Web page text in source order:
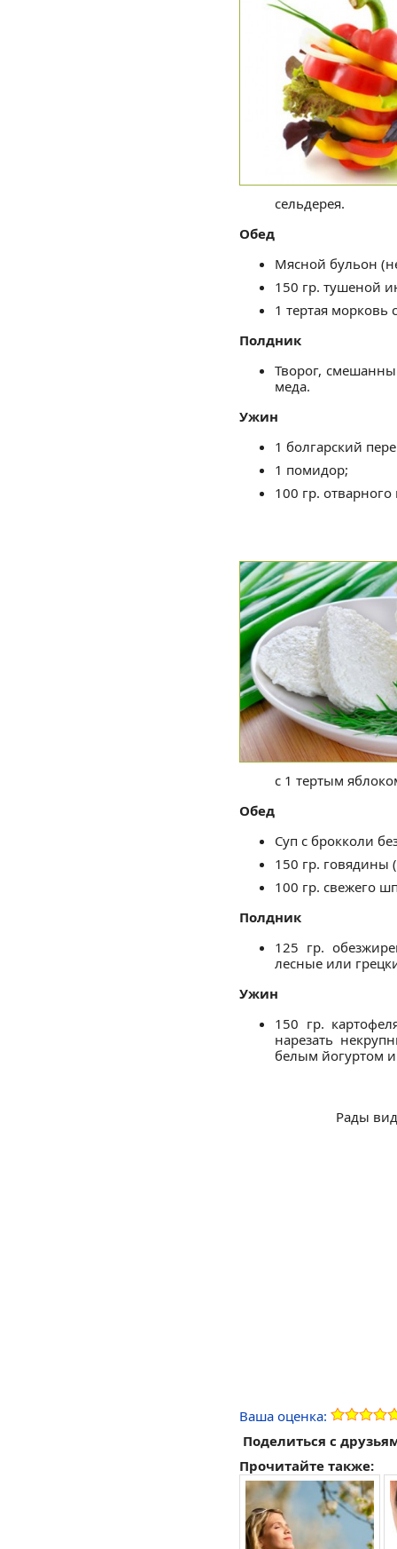
сельдерея.
Обед
Мясной бульон
150 гр. тушеной
1 тертая морковь
Полдник
Творог,
меда.
Ужин
1 болгарский
1 помидор;
100 гр.
с 1 тертым
Обед
Суп с брокколи
150 гр. говядины
100 гр. свежего
Полдник
125 гр.
лесные или
Ужин
150 гр.
нарезать
белым йогуртом
Рады
Ваша оценка:
Поделиться с
Прочитайте также: